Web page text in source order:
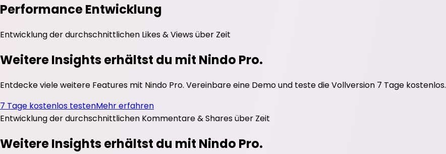
Performance Entwicklung
Entwicklung der durchschnittlichen Likes&Viewsüber Zeit
Weitere Insights erhältst du mit Nindo Pro.
Entdecke viele weitere Features mit Nindo Pro. Vereinbare eine Demo und teste die Vollversion 7 Tage kostenlos.
7 Tage kostenlos testenMehr erfahren
Entwicklung der durchschnittlichen Kommentare&Sharesüber Zeit
Weitere Insights erhältst du mit Nindo Pro.